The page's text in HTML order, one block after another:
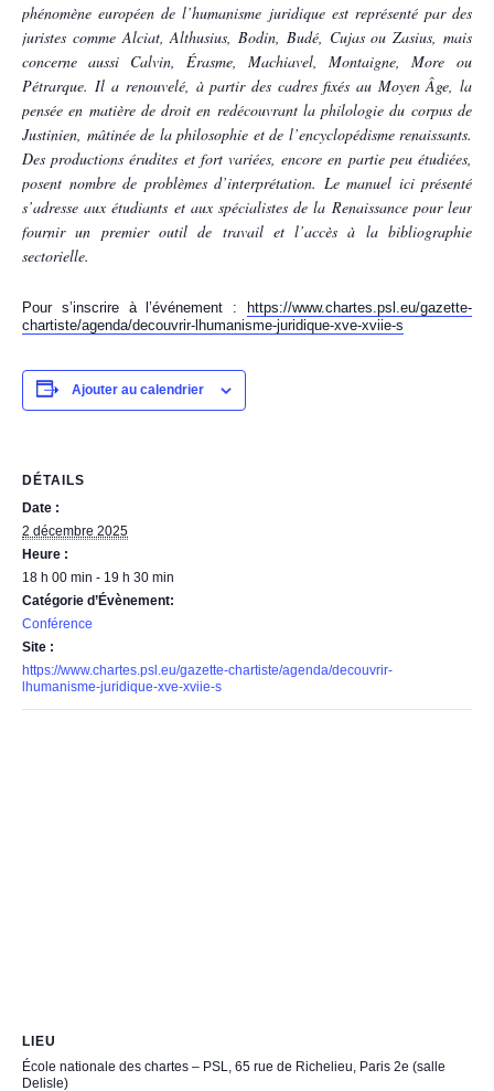
phénomène européen de l’humanisme juridique est représenté par des
juristes comme Alciat, Althusius, Bodin, Budé, Cujas ou Zasius, mais
concerne aussi Calvin, Érasme, Machiavel, Montaigne, More ou
Pétrarque. Il a renouvelé, à partir des cadres fixés au Moyen Âge, la
pensée en matière de droit en redécouvrant la philologie du corpus de
Justinien, mâtinée de la philosophie et de l’encyclopédisme renaissants.
Des productions érudites et fort variées, encore en partie peu étudiées,
posent nombre de problèmes d’interprétation. Le manuel ici présenté
s’adresse aux étudiants et aux spécialistes de la Renaissance pour leur
fournir un premier outil de travail et l’accès à la bibliographie
sectorielle.
Pour s’inscrire à l’événement :
https://www.chartes.psl.eu/gazette-
chartiste/agenda/decouvrir-lhumanisme-juridique-xve-xviie-s
Ajouter au calendrier
DÉTAILS
Date :
2 décembre 2025
Heure :
18 h 00 min - 19 h 30 min
Catégorie d’Évènement:
Conférence
Site :
https://www.chartes.psl.eu/gazette-chartiste/agenda/decouvrir-
lhumanisme-juridique-xve-xviie-s
LIEU
École nationale des chartes – PSL, 65 rue de Richelieu, Paris 2e (salle
Delisle)